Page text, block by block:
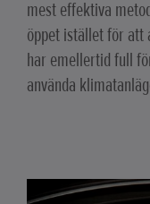
mest effektiva
öppet istället för att
har emellertid full
använda